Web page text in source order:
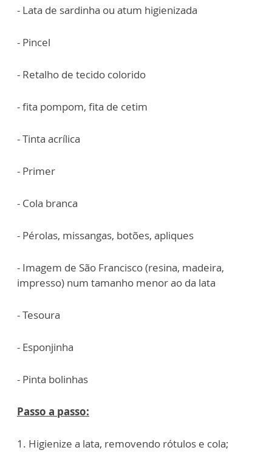
- Lata de sardinha ou atum higienizada
- Pincel
- Retalho de tecido colorido
- fita pompom, fita de cetim
- Tinta acrílica
- Primer
- Cola branca
- Pérolas, missangas, botões, apliques
- Imagem de São Francisco (resina, madeira,
impresso) num tamanho menor ao da lata
- Tesoura
- Esponjinha
- Pinta bolinhas
Passo a passo:
1. Higienize a lata, removendo rótulos e cola;